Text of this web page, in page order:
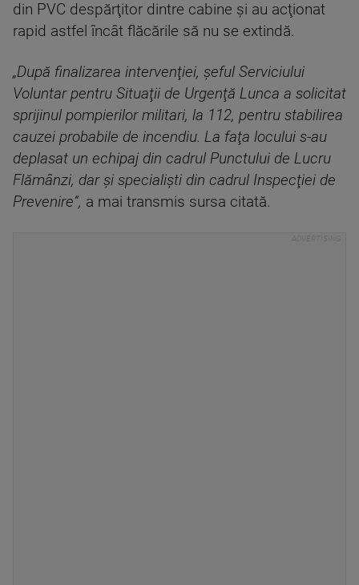
din PVC despărţitor dintre cabine şi au acţionat
rapid astfel încât flăcările să nu se extindă.
„După finalizarea intervenţiei, şeful Serviciului
Voluntar pentru Situaţii de Urgenţă Lunca a solicitat
sprijinul pompierilor militari, la 112, pentru stabilirea
cauzei probabile de incendiu. La faţa locului s-au
deplasat un echipaj din cadrul Punctului de Lucru
Flămânzi, dar şi specialişti din cadrul Inspecţiei de
Prevenire”, a mai transmis sursa citată.